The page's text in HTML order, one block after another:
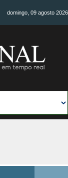
domingo, 09 agosto 2026